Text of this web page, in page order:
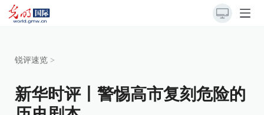
锐评速览 >
新华时评丨警惕高市复刻危险的